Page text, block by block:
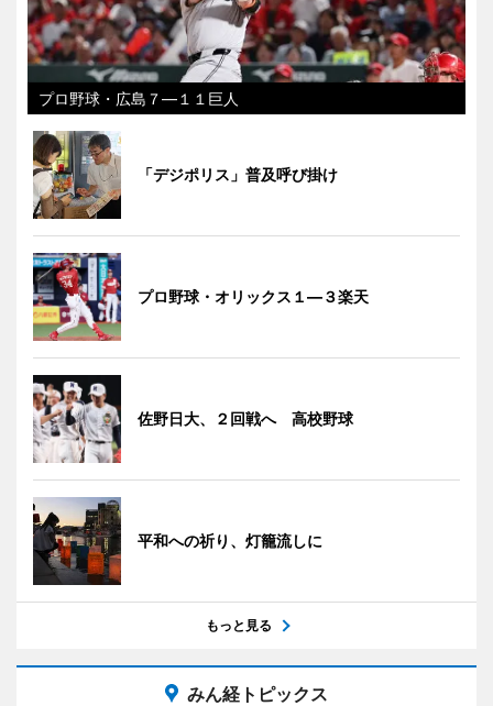
プロ野球・広島７―１１巨人
「デジポリス」普及呼び掛け
プロ野球・オリックス１―３楽天
佐野日大、２回戦へ 高校野球
平和への祈り、灯籠流しに
もっと見る
みん経トピックス